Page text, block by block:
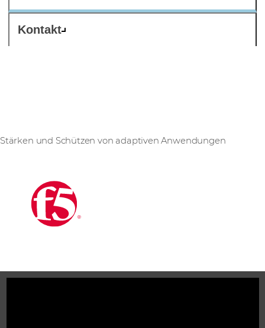
Kontakt
Stärken und Schützen von adaptiven Anwendungen